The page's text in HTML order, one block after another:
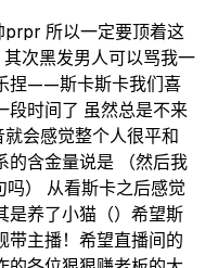
prpr 所以一定要顶着这
次黑发男人可以骂我一
捏——斯卡斯卡我们喜
段时间了 虽然总是不来
会感觉整个人很平和
的含金量说是 （然后我
） 从看斯卡之后感觉
是养了小猫（）希望斯
带主播！希望直播间的